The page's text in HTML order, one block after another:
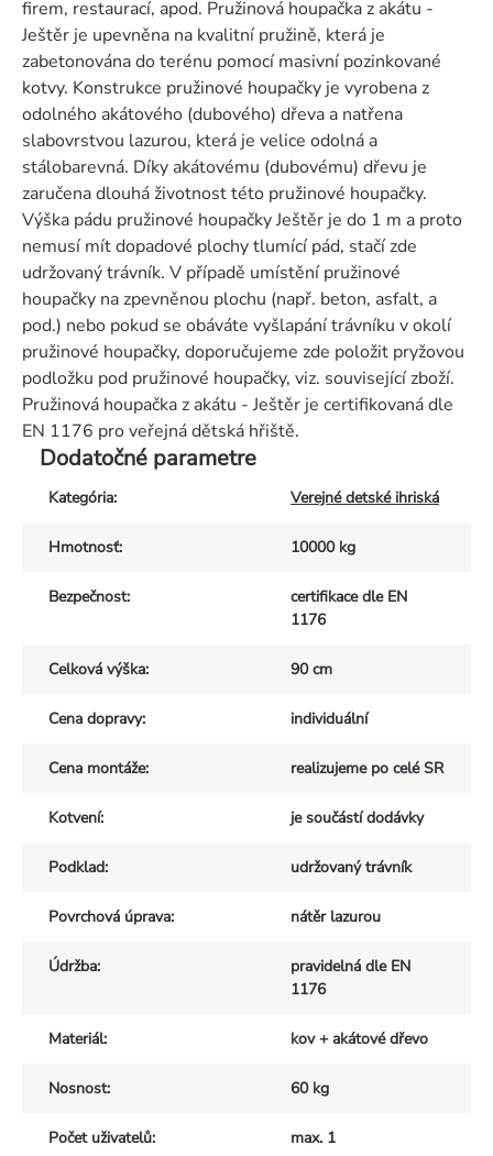
firem, restaurací, apod. Pružinová houpačka z akátu -
Ještěr je upevněna na kvalitní pružině, která je
zabetonována do terénu pomocí masivní pozinkované
kotvy. Konstrukce pružinové houpačky je vyrobena z
odolného akátového (dubového) dřeva a natřena
slabovrstvou lazurou, která je velice odolná a
stálobarevná. Díky akátovému (dubovému) dřevu je
zaručena dlouhá životnost této pružinové houpačky.
Výška pádu pružinové houpačky Ještěr je do 1 m a proto
nemusí mít dopadové plochy tlumící pád, stačí zde
udržovaný trávník. V případě umístění pružinové
houpačky na zpevněnou plochu (např. beton, asfalt, a
pod.) nebo pokud se obáváte vyšlapání trávníku v okolí
pružinové houpačky, doporučujeme zde položit pryžovou
podložku pod pružinové houpačky, viz. související zboží.
Pružinová houpačka z akátu - Ještěr je certifikovaná dle
EN 1176 pro veřejná dětská hřiště.
Dodatočné parametre
Kategória: Verejné detské ihriská
Hmotnosť: 10000 kg
Bezpečnost:
certifikace dle EN
1176
Celková výška: 90 cm
Cena dopravy: individuální
Cena montáže: realizujeme po celé SR
Kotvení: je součástí dodávky
Podklad: udržovaný trávník
Povrchová úprava: nátěr lazurou
Údržba:
pravidelná dle EN
1176
Materiál: kov + akátové dřevo
Nosnost: 60 kg
Počet uživatelů: max. 1